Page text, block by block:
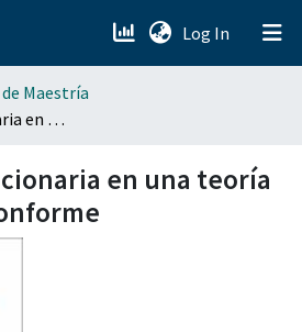
Log In (current)
Maestría
Dinámica Inflacionaria en una teoría de gravedad conforme
en una teoría